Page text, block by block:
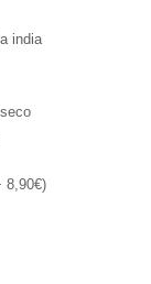
india
8,90€)